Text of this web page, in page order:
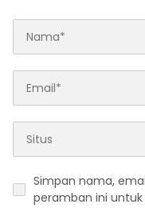
Simpan nama,
peramban ini